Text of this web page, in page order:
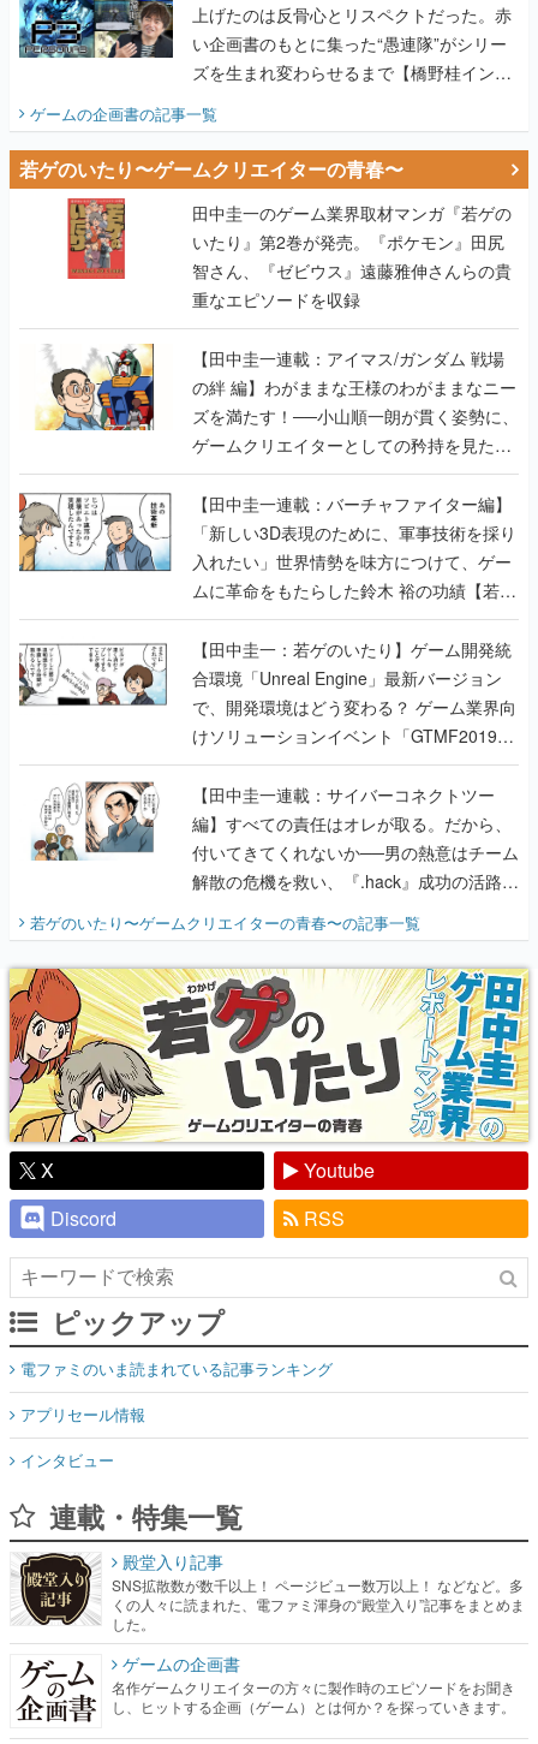
上げたのは反骨心とリスペクトだった。赤
い企画書のもとに集った“愚連隊”がシリー
ズを生まれ変わらせるまで【橋野桂インタ
ゲームの企画書の記事一覧
若ゲのいたり〜ゲームクリエイターの青春〜
田中圭一のゲーム業界取材マンガ『若ゲの
いたり』第2巻が発売。『ポケモン』田尻
智さん、『ゼビウス』遠藤雅伸さんらの貴
重なエピソードを収録
【田中圭一連載：アイマス/ガンダム 戦場
の絆 編】わがままな王様のわがままなニー
ズを満たす！──小山順一朗が貫く姿勢に、
ゲームクリエイターとしての矜持を見た
【若ゲのいたり最終回】
【田中圭一連載：バーチャファイター編】
「新しい3D表現のために、軍事技術を採り
入れたい」世界情勢を味方につけて、ゲー
ムに革命をもたらした鈴木 裕の功績【若ゲ
のいたり】
【田中圭一：若ゲのいたり】ゲーム開発統
合環境「Unreal Engine」最新バージョン
で、開発環境はどう変わる？ ゲーム業界向
けソリューションイベント「GTMF2019」
に行って、より理解を深めよう【PR】
【田中圭一連載：サイバーコネクトツー
編】すべての責任はオレが取る。だから、
付いてきてくれないか──男の熱意はチーム
解散の危機を救い、『.hack』成功の活路を
『少年ジャンプ』色だった【若ゲのいた
り】
若ゲのいたり〜ゲームクリエイターの青春〜の記事一覧
X
Youtube
Discord
RSS
ピックアップ
電ファミのいま読まれている記事ランキング
アプリセール情報
インタビュー
連載・特集一覧
殿堂入り記事
SNS拡散数が数千以上！ ページビュー数万以上！ などなど。多
くの人々に読まれた、電ファミ渾身の“殿堂入り”記事をまとめま
した。
ゲームの企画書
名作ゲームクリエイターの方々に製作時のエピソードをお聞き
し、ヒットする企画（ゲーム）とは何か？を探っていきます。